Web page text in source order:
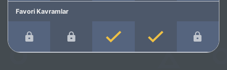
Favori Kavramlar